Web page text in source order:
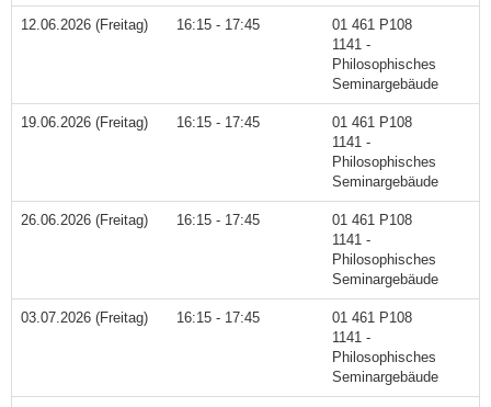
12.06.2026 (Freitag) 16:15 - 17:45
01 461 P108
1141 -
Philosophisches
Seminargebäude
19.06.2026 (Freitag) 16:15 - 17:45
01 461 P108
1141 -
Philosophisches
Seminargebäude
26.06.2026 (Freitag) 16:15 - 17:45
01 461 P108
1141 -
Philosophisches
Seminargebäude
03.07.2026 (Freitag) 16:15 - 17:45
01 461 P108
1141 -
Philosophisches
Seminargebäude